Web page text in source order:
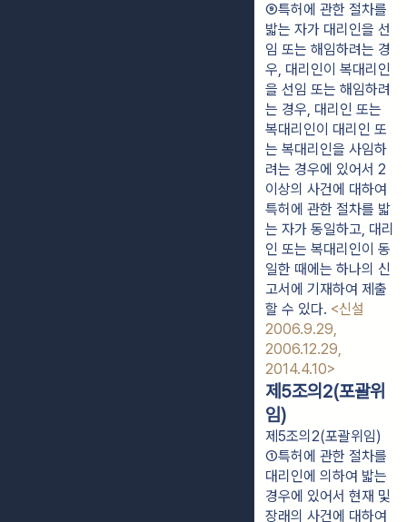
⑨특허에 관한 절차를
밟는 자가 대리인을 선
임 또는 해임하려는 경
우, 대리인이 복대리인
을 선임 또는 해임하려
는 경우, 대리인 또는
복대리인이 대리인 또
는 복대리인을 사임하
려는 경우에 있어서 2
이상의 사건에 대하여
특허에 관한 절차를 밟
는 자가 동일하고, 대리
인 또는 복대리인이 동
일한 때에는 하나의 신
고서에 기재하여 제출
할 수 있다. <신설
2006.9.29,
2006.12.29,
2014.4.10>
제5조의2(포괄위
임)
제5조의2(포괄위임)
①특허에 관한 절차를
대리인에 의하여 밟는
경우에 있어서 현재 및
장래의 사건에 대하여